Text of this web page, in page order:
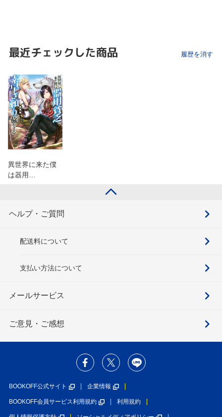
最近チェックした商品 履歴を消す
異世界に来た僕
は器用…
ヘルプ・ご質問
配送料について
支払い方法について
メールサービス
ご意見・ご感想
BOOKOFF公式サイト 企業情報
BOOKOFF会員サービス利用規約 利用規約